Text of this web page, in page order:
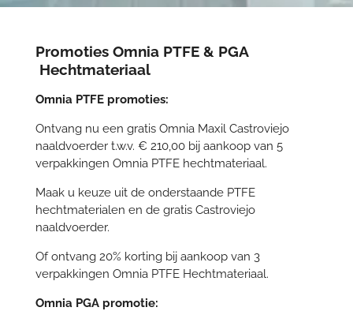
Promoties Omnia PTFE & PGA
Hechtmateriaal
Omnia PTFE promoties:
Ontvang nu een gratis Omnia Maxil Castroviejo
naaldvoerder t.w.v. € 210,00 bij aankoop van 5
verpakkingen Omnia PTFE hechtmateriaal.
Maak u keuze uit de onderstaande PTFE
hechtmaterialen en de gratis Castroviejo
naaldvoerder.
Of ontvang 20% korting bij aankoop van 3
verpakkingen Omnia PTFE Hechtmateriaal.
Omnia PGA promotie: